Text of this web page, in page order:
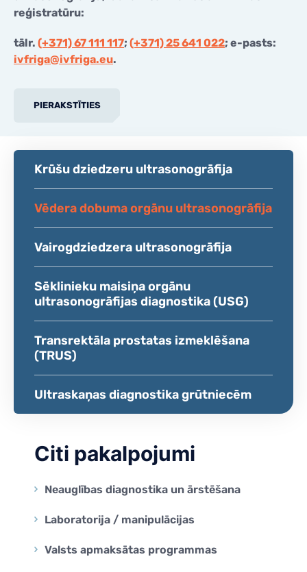
reģistratūru:
tālr. (+371) 67 111 117; (+371) 25 641 022; e-pasts:
ivfriga@ivfriga.eu.
PIERAKSTĪTIES
Krūšu dziedzeru ultrasonogrāfija
Vēdera dobuma orgānu ultrasonogrāfija
Vairogdziedzera ultrasonogrāfija
Sēklinieku maisiņa orgānu
ultrasonogrāfijas diagnostika (USG)
Transrektāla prostatas izmeklēšana
(TRUS)
Ultraskaņas diagnostika grūtniecēm
Citi pakalpojumi
Neauglības diagnostika un ārstēšana
Laboratorija / manipulācijas
Valsts apmaksātas programmas